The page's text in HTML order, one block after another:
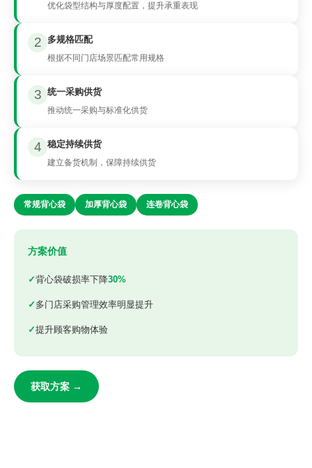
优化袋型结构与厚度配置，提升承重表现
2 多规格匹配
根据不同门店场景匹配常用规格
3 统一采购供货
推动统一采购与标准化供货
4 稳定持续供货
建立备货机制，保障持续供货
常规背心袋 加厚背心袋 连卷背心袋
方案价值
背心袋破损率下降30%
多门店采购管理效率明显提升
提升顾客购物体验
获取方案 →